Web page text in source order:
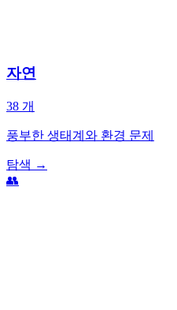
자연
38 개
풍부한 생태계와 환경 문제
탐색 →
👥